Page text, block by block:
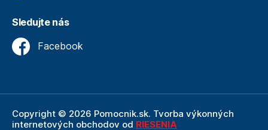
Sledujte nás
Facebook
Copyright © 2026 Pomocnik.sk. Tvorba výkonných
internetových obchodov od RIESENIA